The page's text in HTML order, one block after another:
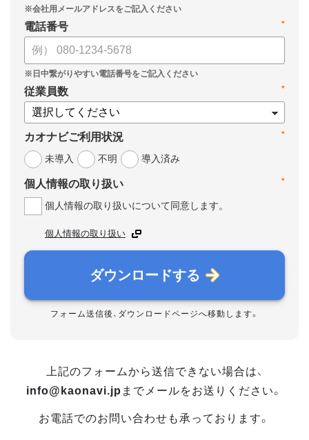
*
電話番号
*
従業員数
*
カオナビご利用状況
未導入
不明 導入済み
*
個人情報の取り扱い
個人情報の取り扱いについて同意します。
個人情報の取り扱い
ダウンロードする
フォーム送信後、ダウンロードページへ移動します。
上記のフォームから送信できない場合は、
info@kaonavi.jp までメールをお送りください。
お電話でのお問い合わせも承っております。